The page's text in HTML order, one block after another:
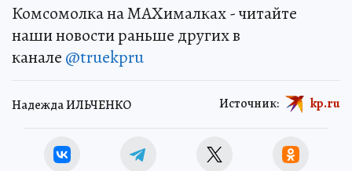
Комсомолка на MAXималках - читайте
наши новости раньше других в
канале @truekpru
Надежда ИЛЬЧЕНКО Источник: kp.ru